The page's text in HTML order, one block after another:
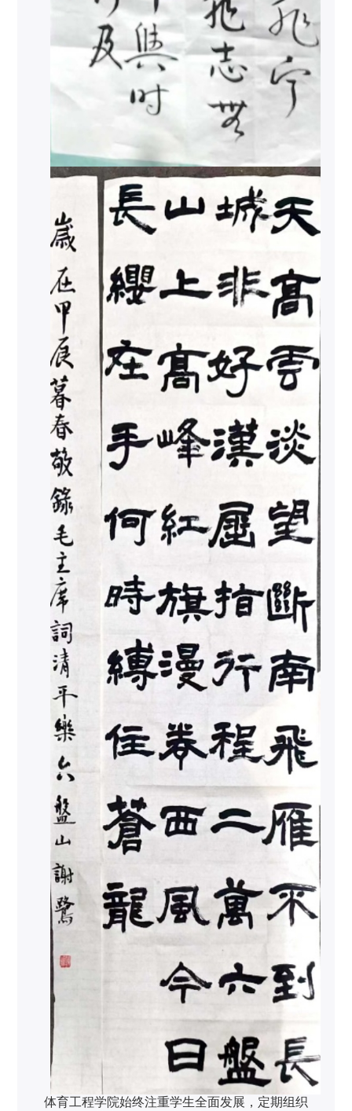
体育工程学院始终注重学生全面发展，定期组织